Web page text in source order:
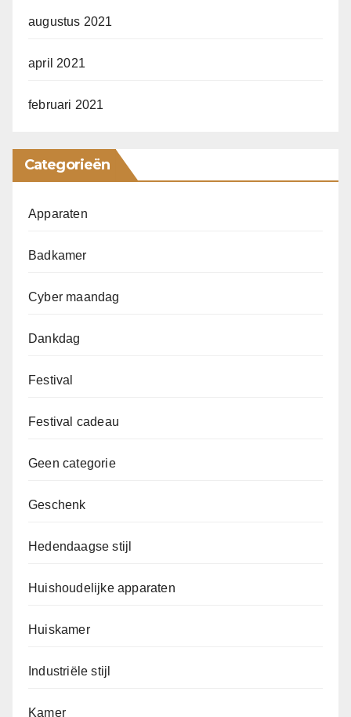
augustus 2021
april 2021
februari 2021
Categorieën
Apparaten
Badkamer
Cyber maandag
Dankdag
Festival
Festival cadeau
Geen categorie
Geschenk
Hedendaagse stijl
Huishoudelijke apparaten
Huiskamer
Industriële stijl
Kamer